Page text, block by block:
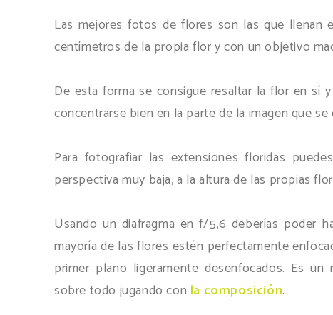
Las mejores fotos de flores son las que llenan
centímetros de la propia flor y con un objetivo
De esta forma se consigue resaltar la flor en sí
concentrarse bien en la parte de la imagen que se
Para fotografiar las extensiones floridas
perspectiva muy baja, a la altura de las propias
Usando un diafragma en f/5,6 deberías
mayoría de las flores estén perfectamente
primer plano ligeramente desenfocados. Es
sobre todo jugando con la composición.